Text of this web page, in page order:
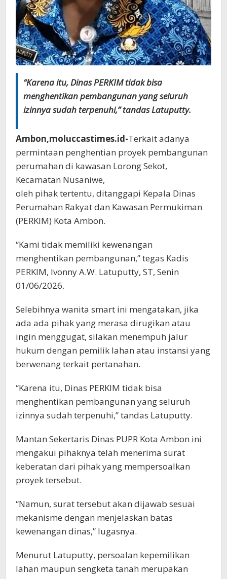
“Karena itu, Dinas PERKIM tidak bisa
menghentikan pembangunan yang seluruh
izinnya sudah terpenuhi,” tandas Latuputty.
Ambon,moluccastimes.id-Terkait adanya
permintaan penghentian proyek pembangunan
perumahan di kawasan Lorong Sekot,
Kecamatan Nusaniwe,
oleh pihak tertentu, ditanggapi Kepala Dinas
Perumahan Rakyat dan Kawasan Permukiman
(PERKIM) Kota Ambon.
“Kami tidak memiliki kewenangan
menghentikan pembangunan,” tegas Kadis
PERKIM, Ivonny A.W. Latuputty, ST, Senin
01/06/2026.
Selebihnya wanita smart ini mengatakan, jika
ada ada pihak yang merasa dirugikan atau
ingin menggugat, silakan menempuh jalur
hukum dengan pemilik lahan atau instansi yang
berwenang terkait pertanahan.
“Karena itu, Dinas PERKIM tidak bisa
menghentikan pembangunan yang seluruh
izinnya sudah terpenuhi,” tandas Latuputty.
Mantan Sekertaris Dinas PUPR Kota Ambon ini
mengakui pihaknya telah menerima surat
keberatan dari pihak yang mempersoalkan
proyek tersebut.
“Namun, surat tersebut akan dijawab sesuai
mekanisme dengan menjelaskan batas
kewenangan dinas,” lugasnya.
Menurut Latuputty, persoalan kepemilikan
lahan maupun sengketa tanah merupakan